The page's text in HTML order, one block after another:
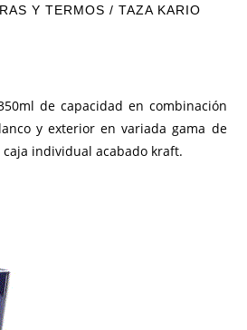
Y TERMOS / TAZA KARIO
de capacidad en combinación
y exterior en variada gama de
individual acabado kraft.